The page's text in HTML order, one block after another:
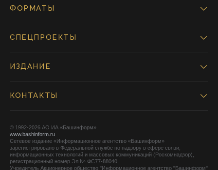
ФОРМАТЫ
СПЕЦПРОЕКТЫ
ИЗДАНИЕ
КОНТАКТЫ
© 1992-2026 АО ИА «Башинформ».
www.bashinform.ru
Сетевое издание «Информационное агентство «Башинформ»
зарегистрировано в Федеральной службе по надзору в сфере связи,
информационных технологий и массовых коммуникаций (Роскомнадзор),
регистрационный номер Эл № ФС77-88040
Учредитель Акционерное общество "Информационное агентство "Башинформ"